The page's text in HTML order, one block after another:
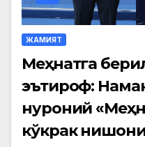
ЖАМИЯТ
Меҳнатга
эътироф:
нуроний
кўкрак